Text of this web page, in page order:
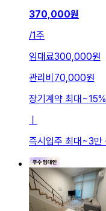
370,000원
/1주
임대료300,000원
관리비 70,000원
장기계약 최대 ~15%
즉시입주 최대 ~3만